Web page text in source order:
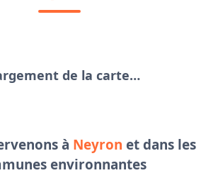
de la carte…
à Neyron et dans les
environnantes